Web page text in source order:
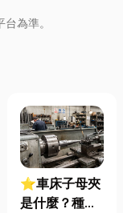
為準。
⭐車床子母夾
是什麼？種